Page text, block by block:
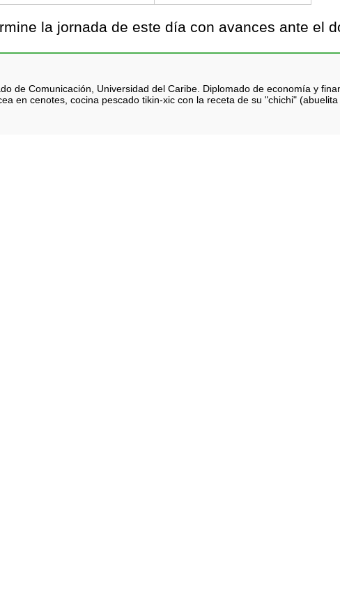
la jornada de este día con avances ante el
de Comunicación, Universidad del Caribe. Diplomado de economía y
en cenotes, cocina pescado tikin-xic con la receta de su "chichi"